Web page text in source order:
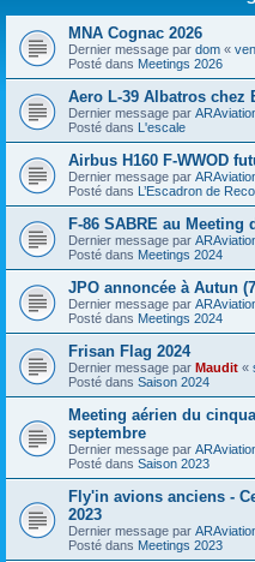
MNA Cognac 2026
Dernier message par dom «
Posté dans Meetings 2026
Aero L-39 Albatros chez
Dernier message par
Posté dans L'escale
Airbus H160 F-WWOD
Dernier message par
Posté dans L’Escadron de
F-86 SABRE au Meeting
Dernier message par
Posté dans Meetings 2024
JPO annoncée à Autun
Dernier message par
Posté dans Meetings 2024
Frisan Flag 2024
Dernier message par Maudit «
Posté dans Saison 2024
Meeting aérien du
septembre
Dernier message par
Posté dans Saison 2023
Fly'in avions anciens -
2023
Dernier message par
Posté dans Meetings 2023